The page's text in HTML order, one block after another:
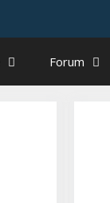
Forum